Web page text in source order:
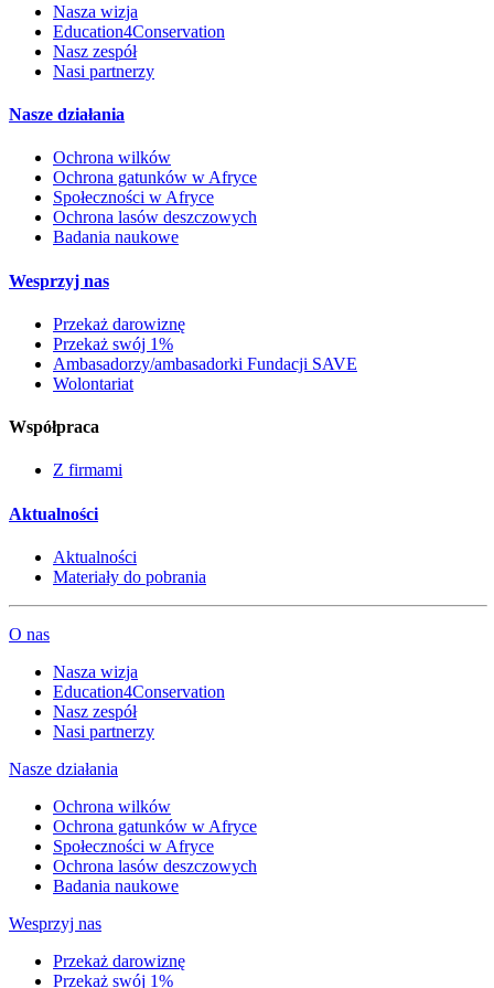
Nasza wizja
Education4Conservation
Nasz zespół
Nasi partnerzy
Nasze działania
Ochrona wilków
Ochrona gatunków w Afryce
Społeczności w Afryce
Ochrona lasów deszczowych
Badania naukowe
Wesprzyj nas
Przekaż darowiznę
Przekaż swój 1%
Ambasadorzy/ambasadorki Fundacji SAVE
Wolontariat
Współpraca
Z firmami
Aktualności
Aktualności
Materiały do pobrania
O nas
Nasza wizja
Education4Conservation
Nasz zespół
Nasi partnerzy
Nasze działania
Ochrona wilków
Ochrona gatunków w Afryce
Społeczności w Afryce
Ochrona lasów deszczowych
Badania naukowe
Wesprzyj nas
Przekaż darowiznę
Przekaż swój 1%